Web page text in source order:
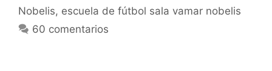
Nobelis, escuela de fútbol sala vamar nobelis
60 comentarios